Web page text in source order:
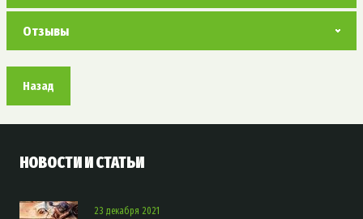
Отзывы
Назад
НОВОСТИ И СТАТЬИ
23 декабря 2021